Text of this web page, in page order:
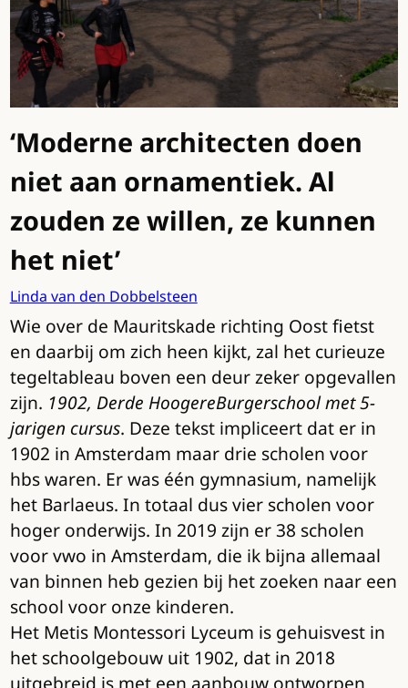
‘Moderne architecten doen
niet aan ornamentiek. Al
zouden ze willen, ze kunnen
het niet’
Linda van den Dobbelsteen
Wie over de Mauritskade richting Oost fietst
en daarbij om zich heen kijkt, zal het curieuze
tegeltableau boven een deur zeker opgevallen
zijn. 1902, Derde HoogereBurgerschool met 5-
jarigen cursus. Deze tekst impliceert dat er in
1902 in Amsterdam maar drie scholen voor
hbs waren. Er was één gymnasium, namelijk
het Barlaeus. In totaal dus vier scholen voor
hoger onderwijs. In 2019 zijn er 38 scholen
voor vwo in Amsterdam, die ik bijna allemaal
van binnen heb gezien bij het zoeken naar een
school voor onze kinderen.
Het Metis Montessori Lyceum is gehuisvest in
het schoolgebouw uit 1902, dat in 2018
uitgebreid is met een aanbouw ontworpen